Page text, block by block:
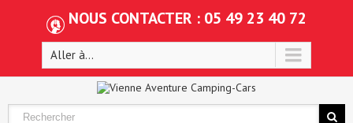
NOUS CONTACTER : 05 49 23 40 72
Aller à...